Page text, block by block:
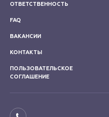
ОТВЕТСТВЕННОСТЬ
FAQ
ВАКАНСИИ
КОНТАКТЫ
ПОЛЬЗОВАТЕЛЬСКОЕ
СОГЛАШЕНИЕ